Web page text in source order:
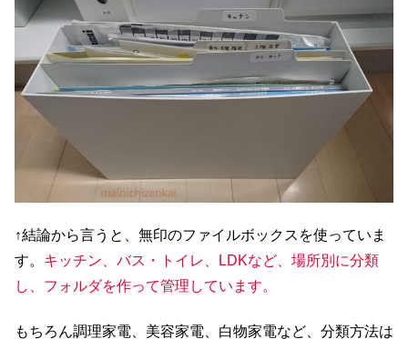
↑結論から言うと、無印のファイルボックスを使っていま
す。 キッチン、バス・トイレ、LDKなど、場所別に分類
し、フォルダを作って管理しています。
もちろん調理家電、美容家電、白物家電など、分類方法は